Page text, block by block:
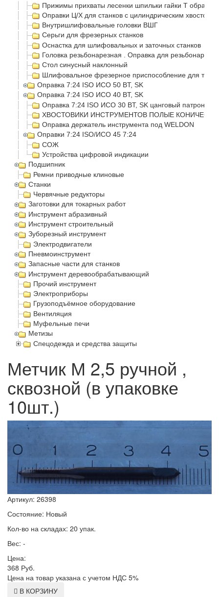
Прижимы прихваты лесенки шпильки гайки Т
Оправки Ц/Х для станков с цилиндрическим
Внутришлифовальные головки ВШГ
Серьги для фрезерных станков
Оснастка для шлифовальных и заточных станков
Головка резьбонарезная . Оправка для
Стол синусный наклонный
Шлифовальное фрезерное приспособление для
Оправка 7:24 ISO ИСО 50 BT, SK
Оправка 7:24 ISO ИСО 40 BT, SK
Оправка 7:24 ISO ИСО 30 BT, SK цанговый патрон
ХВОСТОВИКИ ИНСТРУМЕНТОВ ПОЛЫЕ
Оправка держатель инструмента под WELDON
Оправки 7:24 ISO/ИСО 45 7:24
СОЖ
Устройства цифровой индикации
Подшипник
Ремни приводные клиновые
Станки
Червячные редукторы
Заготовки для токарных работ
Инструмент абразивный
Инструмент строительный
Зуборезный инструмент
Электродвигатели
Пневмоинструмент
Запасные части для станков
Инструмент деревообрабатывающий
Прочий инструмент
Электроприборы
Грузоподъёмное оборудование
Вентиляция
Муфельные печи
Метизы
Спецодежда и средства защиты
Метчик М 2,5 ручной ,
сквозной (в упаковке
10шт.)
Артикул: 26398
Состояние: Новый
Кол-во на складах: 20 упак.
Вес: -
Цена:
368 Руб.
Цена на товар указана с учетом НДС 5%
В КОРЗИНУ